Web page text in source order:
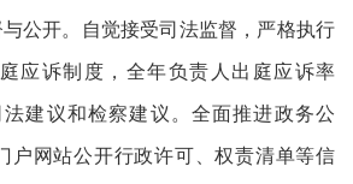
开。自觉接受司法监督，严格执行
应诉制度，全年负责人出庭应诉率
建议和检察建议。全面推进政务公
户网站公开行政许可、权责清单等信